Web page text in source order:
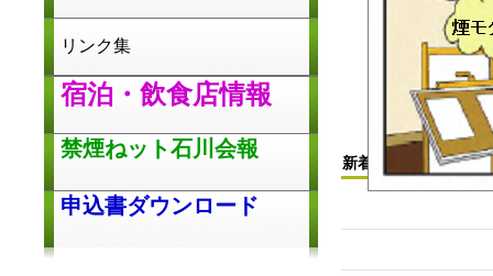
新着情報
リンク集
宿泊・飲食店情報
禁煙ねット石川会報
申込書ダウンロード